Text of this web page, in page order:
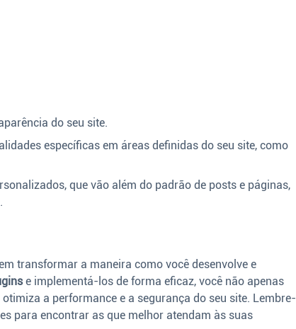
do seu site.
específicas em áreas definidas do seu site, como
que vão além do padrão de posts e páginas,
transformar a maneira como você desenvolve e
e implementá-los de forma eficaz, você não apenas
a performance e a segurança do seu site. Lembre-
para encontrar as que melhor atendam às suas